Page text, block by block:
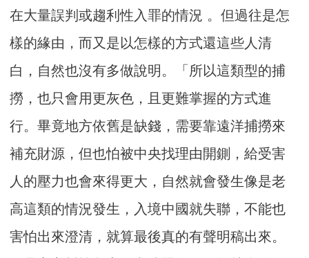
在大量誤判或趨利性入罪的情況 。但過往是怎
樣的緣由，而又是以怎樣的方式還這些人清
白，自然也沒有多做說明。「所以這類型的捕
撈，也只會用更灰色，且更難掌握的方式進
行。畢竟地方依舊是缺錢，需要靠遠洋捕撈來
補充財源，但也怕被中央找理由開鍘，給受害
人的壓力也會來得更大，自然就會發生像是老
高這類的情況發生，入境中國就失聯，不能也
害怕出來澄清，就算最後真的有聲明稿出來。